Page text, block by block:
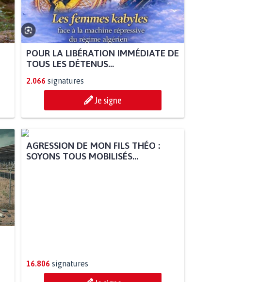
POUR LA LIBÉRATION IMMÉDIATE DE
TOUS LES DÉTENUS...
2.066 signatures
Je signe
16.806 signatures